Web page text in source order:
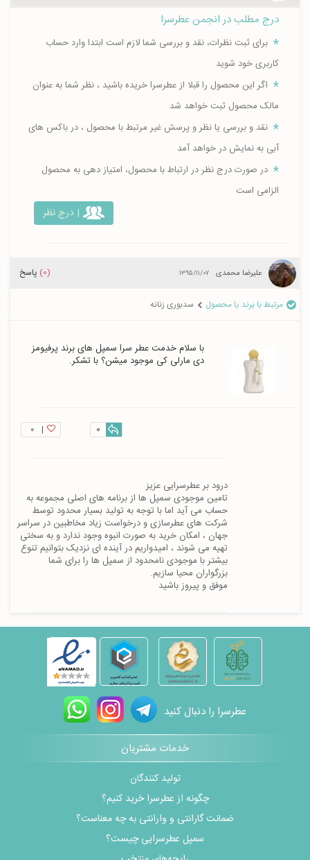
درج مطلب در انجمن عطرسرا
برای ثبت نظرات، نقد و بررسی شما لازم است ابتدا وارد حساب
کاربری خود شوید
اگر این محصول را قبلا از عطرسرا خریده باشید ، نظر شما به عنوان
مالک محصول ثبت خواهد شد
نقد و بررسی یا نظر و پرسش غیر مرتبط با محصول ، در باکس های
آبی به نمایش در خواهد آمد
در صورت درج نظر در ارتباط با محصول، امتیاز دهی به محصول
الزامی است
| درج نظر
علیرضا محمدی ۱۳۹۵/۱۱/۰۷ (0) پاسخ
مرتبط با برند یا محصول سدبوری زنانه
با سلام خدمت عطر سرا سمپل های برند پرفیومز
دی مارلی کی موجود میشن؟ با تشکر.
| ۰ 0
موفق و پیروز باشید
عطرسرا را دنبال کنید
خدمات مشتریان
تولید کنندگان
چگونه از عطرسرا خرید کنیم؟
ضمانت گارانتی و وارانتی به چه معناست؟
سمپل عطرسرایی چیست؟